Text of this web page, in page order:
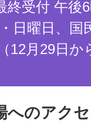
終受付 午
日曜日、国
12月29日か
へのアク